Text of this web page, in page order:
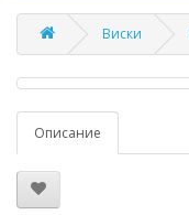
Виски
Описание